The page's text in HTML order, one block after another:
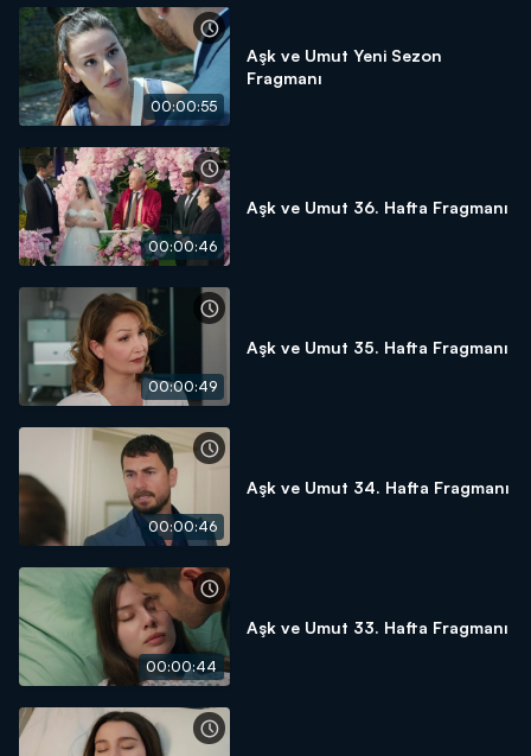
00:00:55
Aşk ve Umut Yeni Sezon
Fragmanı
00:00:46
Aşk ve Umut 36. Hafta Fragmanı
00:00:49
Aşk ve Umut 35. Hafta Fragmanı
00:00:46
Aşk ve Umut 34. Hafta Fragmanı
00:00:44
Aşk ve Umut 33. Hafta Fragmanı